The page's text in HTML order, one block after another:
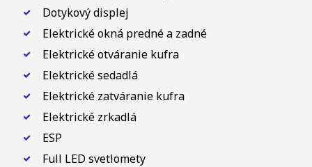
Dotykový displej
Elektrické okná predné a zadné
Elektrické otváranie kufra
Elektrické sedadlá
Elektrické zatváranie kufra
Elektrické zrkadlá
ESP
Full LED svetlomety